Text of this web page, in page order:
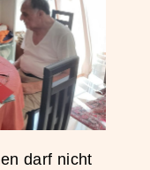
darf nicht